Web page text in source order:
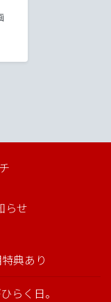
月1日
in
らせ
典あり
らく日。